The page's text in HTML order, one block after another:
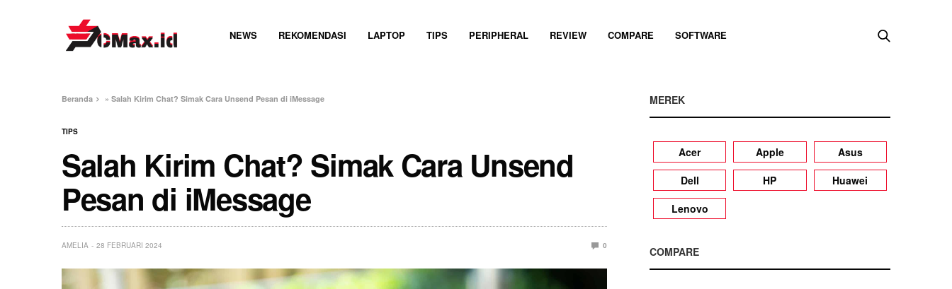
NEWS REKOMENDASI LAPTOP TIPS PERIPHERAL REVIEW COMPARE SOFTWARE
Beranda »Salah Kirim Chat? Simak Cara Unsend Pesan di iMessage
TIPS
Salah Kirim Chat? Simak Cara Unsend
Pesan di iMessage
AMELIA 28 FEBRUARI 2024 0
MEREK
Acer Apple
Asus
Dell
HP
Huawei
Lenovo
COMPARE